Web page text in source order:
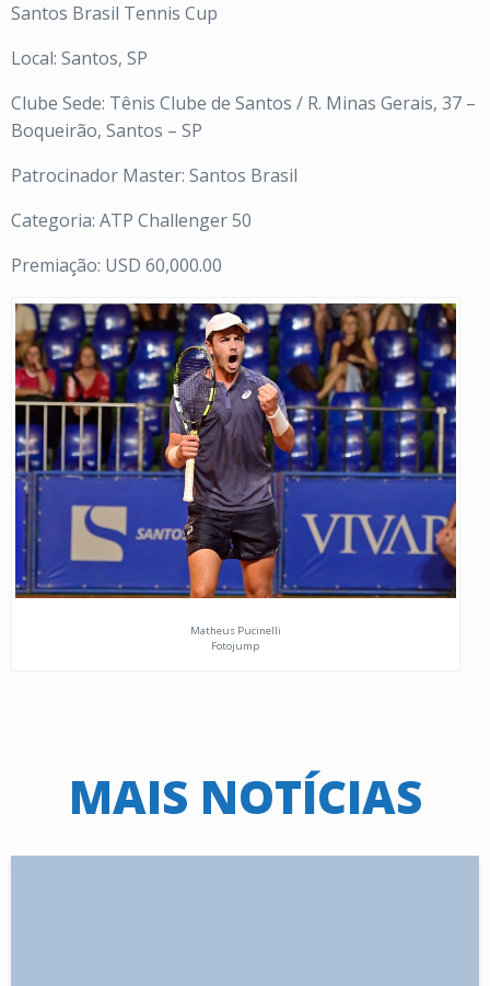
Santos Brasil Tennis Cup
Local: Santos, SP
Clube Sede: Tênis Clube de Santos / R. Minas Gerais, 37 –
Boqueirão, Santos – SP
Patrocinador Master: Santos Brasil
Categoria: ATP Challenger 50
Premiação: USD 60,000.00
Matheus Pucinelli
Fotojump
MAIS NOTÍCIAS